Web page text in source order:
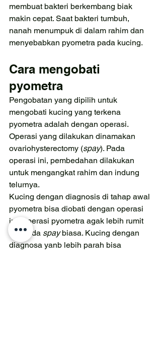
membuat bakteri berkembang biak
makin cepat. Saat bakteri tumbuh,
nanah menumpuk di dalam rahim dan
menyebabkan pyometra pada kucing.
Cara mengobati
pyometra
Pengobatan yang dipilih untuk
mengobati kucing yang terkena
pyometra adalah dengan operasi.
Operasi yang dilakukan dinamakan
ovariohysterectomy (spay). Pada
operasi ini, pembedahan dilakukan
untuk mengangkat rahim dan indung
telurnya.
Kucing dengan diagnosis di tahap awal
pyometra bisa diobati dengan operasi
ini. Operasi pyometra agak lebih rumit
daripada spay biasa. Kucing dengan
diagnosa yanb lebih parah bisa